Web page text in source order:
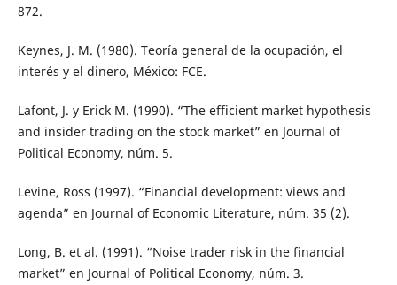
872.
Keynes, J. M. (1980). Teoría general de la ocupación, el
interés y el dinero, México: FCE.
Lafont, J. y Erick M. (1990). “The efficient market hypothesis
and insider trading on the stock market” en Journal of
Political Economy, núm. 5.
Levine, Ross (1997). “Financial development: views and
agenda” en Journal of Economic Literature, núm. 35 (2).
Long, B. et al. (1991). “Noise trader risk in the financial
market” en Journal of Political Economy, núm. 3.